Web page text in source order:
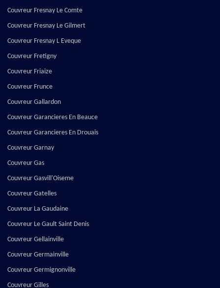
Couvreur Fresnay Le Comte
Couvreur Fresnay Le Gilmert
Couvreur Fresnay L Eveque
Couvreur Fretigny
Couvreur Friaize
Couvreur Frunce
Couvreur Gallardon
Couvreur Garancieres En Beauce
Couvreur Garancieres En Drouais
Couvreur Garnay
Couvreur Gas
Couvreur Gasvill'Oiseme
Couvreur Gatelles
Couvreur La Gaudaine
Couvreur Le Gault Saint Denis
Couvreur Gellainville
Couvreur Germainville
Couvreur Germignonville
Couvreur Gilles